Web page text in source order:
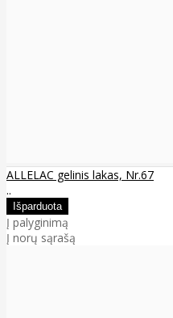
ALLELAC gelinis lakas, Nr.67
..
Į palyginimą
Į norų sąrašą